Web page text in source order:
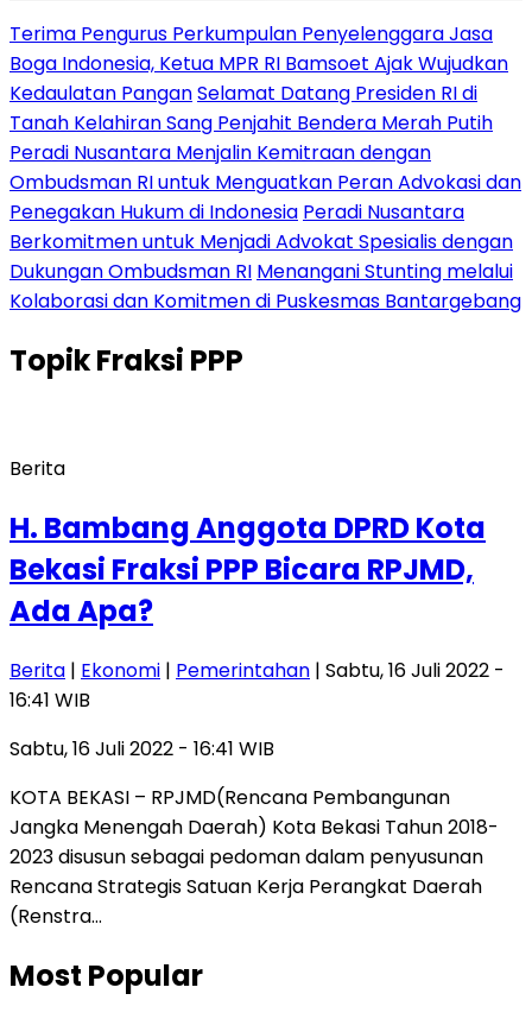
Terima Pengurus Perkumpulan Penyelenggara Jasa
Boga Indonesia, Ketua MPR RI Bamsoet Ajak Wujudkan
Kedaulatan PanganSelamat Datang Presiden RI di
Tanah Kelahiran Sang Penjahit Bendera Merah Putih
Peradi Nusantara Menjalin Kemitraan dengan
Ombudsman RI untuk Menguatkan Peran Advokasi dan
Penegakan Hukum di Indonesia Peradi Nusantara
Berkomitmen untuk Menjadi Advokat Spesialis dengan
Dukungan Ombudsman RI Menangani Stunting melalui
Kolaborasi dan Komitmen di Puskesmas Bantargebang
TopikFraksi PPP
Berita
H. Bambang Anggota DPRD Kota
Bekasi Fraksi PPP Bicara RPJMD,
Ada Apa?
Berita | Ekonomi | Pemerintahan | Sabtu, 16 Juli 2022 -
16:41 WIB
Sabtu, 16 Juli 2022 - 16:41 WIB
KOTA BEKASI – RPJMD(Rencana Pembangunan
Jangka Menengah Daerah) Kota Bekasi Tahun 2018-
2023 disusun sebagai pedoman dalam penyusunan
Rencana Strategis Satuan Kerja Perangkat Daerah
(Renstra…
Most Popular